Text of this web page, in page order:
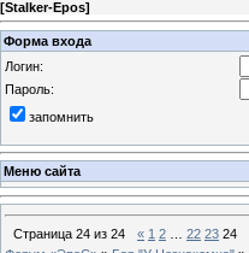
[Stalker-Epos]
Форма входа
Логин:
Пароль:
запомнить
Меню сайта
Страница 24 из 24 « 1 2 22 23 24